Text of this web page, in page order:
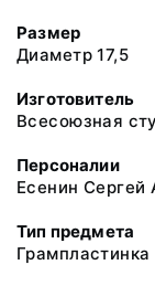
Размер
Диаметр 17,5
Изготовитель
Всесоюзная
Персоналии
Есенин
Тип предмета
Грампластинка